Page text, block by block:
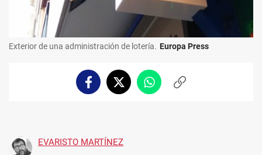
Exterior de una administración de lotería. Europa Press
FacebookTwitterWhatsappCopiar
EVARISTO MARTÍNEZ